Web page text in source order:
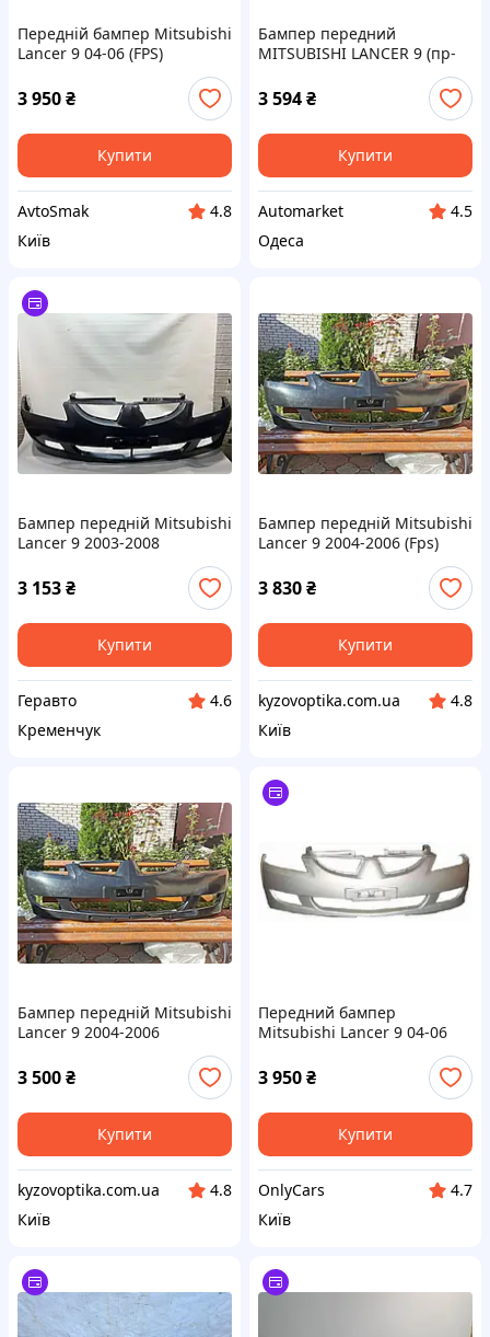
Передній бампер Mitsubishi
Lancer 9 04-06 (FPS)
3 950₴
Купити
AvtoSmak
4.8
Київ
Бампер передний
MITSUBISHI LANCER 9 (пр-
69841481 Предоплата 50%
3 594₴
Купити
Аutomarket
4.5
Одеса
Бампер передній Mitsubishi
Lancer 9 2003-2008
Передній бампер Мітсубісі
Лансер 9 MN165809WA
3 153₴
Купити
Геравто
4.6
Кременчук
Бампер передній Mitsubishi
Lancer 9 2004-2006 (Fps)
3 830₴
Купити
kyzovoptika.com.ua
4.8
Київ
Бампер передній Mitsubishi
Lancer 9 2004-2006
3 500₴
Купити
kyzovoptika.com.ua
4.8
Київ
Передний бампер
Mitsubishi Lancer 9 04-06
3 950₴
Купити
OnlyCars
4.7
Київ